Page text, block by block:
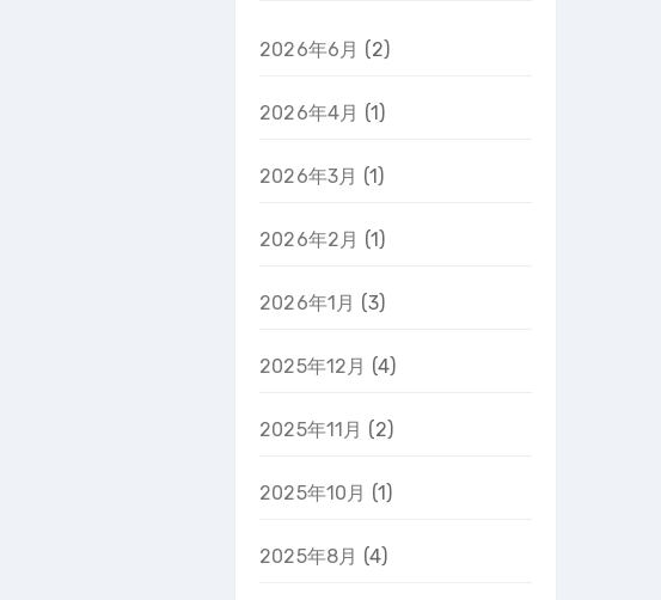
2026年6月 (2)
2026年4月 (1)
2026年3月 (1)
2026年2月 (1)
2026年1月 (3)
2025年12月 (4)
2025年11月 (2)
2025年10月 (1)
2025年8月 (4)